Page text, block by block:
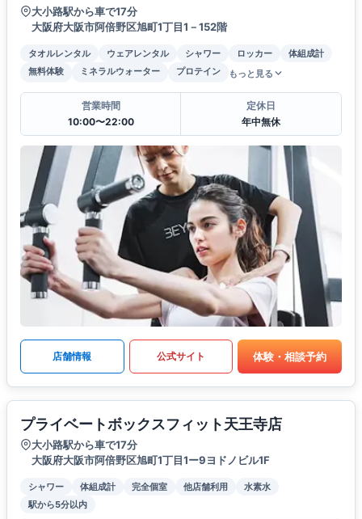
大小路駅から車で17分
大阪府大阪市阿倍野区旭町1丁目1－152階
タオルレンタル ウェアレンタル シャワー ロッカー
体組成計
無料体験
ミネラルウォーター プロテイン もっと見る
営業時間
10:00〜22:00
定休日
年中無休
店舗情報 公式サイト 体験・相談予約
プライベートボックスフィット天王寺店
大小路駅から車で17分
大阪府大阪市阿倍野区旭町1丁目1ー9ヨドノビル1F
シャワー 体組成計 完全個室 他店舗利用
水素水
駅から5分以内